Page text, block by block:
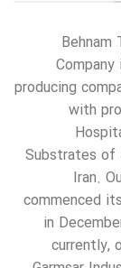
Behnam
producing
with
Substrates of
Iran.
commenced
in
currently,